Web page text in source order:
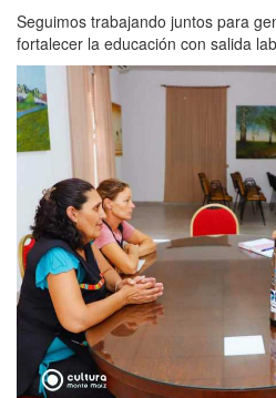
Seguimos trabajando juntos para
fortalecer la educación con salida